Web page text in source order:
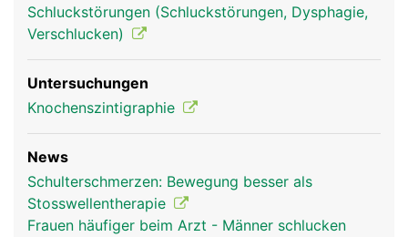
Schluckstörungen (Schluckstörungen, Dysphagie,
Verschlucken)
Untersuchungen
Knochenszintigraphie
News
Schulterschmerzen: Bewegung besser als
Stosswellentherapie
Frauen häufiger beim Arzt - Männer schlucken